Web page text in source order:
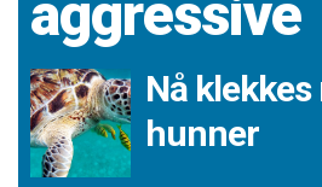
aggressive
Nå
hunner